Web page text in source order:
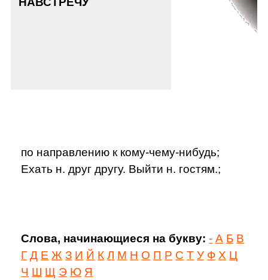
по направлению к кому-чему-нибудь;
Ехать н. друг другу. Выйти н. гостям.;
Слова, начинающиеся на букву: - А Б В
Г Д Е Ж З И Й К Л М Н О П Р С Т У Ф Х Ц
Ч Ш Щ Э Ю Я